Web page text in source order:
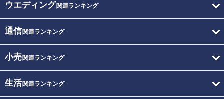
ウエディング関連ランキング
通信関連ランキング
小売関連ランキング
生活関連ランキング